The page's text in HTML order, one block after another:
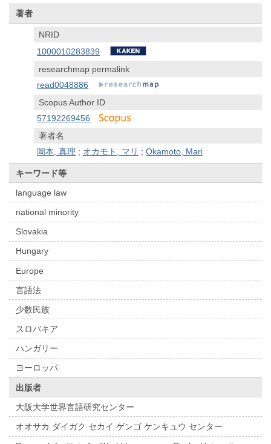
著者
NRID
1000010283839
researchmap permalink
read0048886
Scopus Author ID
57192269456
著者名
岡本, 真理 ; オカモト, マリ ;Okamoto, Mari
キーワード等
language law
national minority
Slovakia
Hungary
Europe
言語法
少数民族
スロバキア
ハンガリー
ヨーロッパ
出版者
大阪大学世界言語研究センター
オオサカ ダイガク セカイ ゲンゴ ケンキュウ センター